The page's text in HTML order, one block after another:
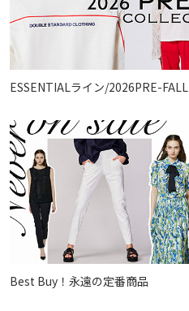
ESSENTIALライン/2026PRE-FALL
Best Buy！永遠の定番商品